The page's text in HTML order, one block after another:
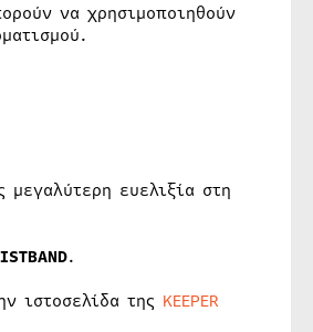
να χρησιμοποιηθούν
ευελιξία στη
.
ιστοσελίδα της KEEPER